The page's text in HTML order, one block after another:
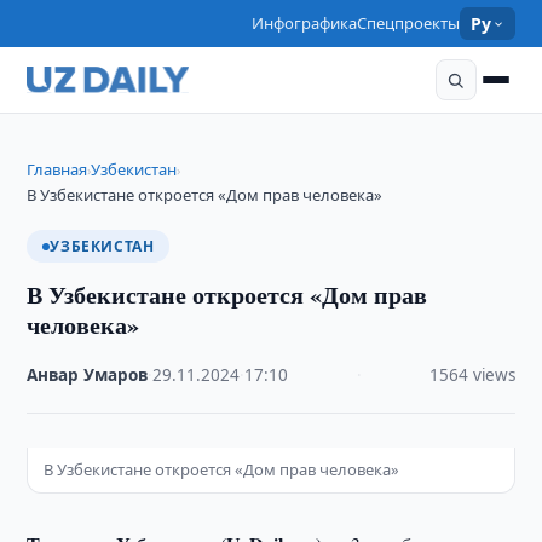
ИнфографикаСпецпроекты Ру
Главная›Узбекистан›
В Узбекистане откроется «Дом прав человека»
УЗБЕКИСТАН
В Узбекистане откроется «Дом прав
человека»
Анвар Умаров ·29.11.2024 17:10 1564 views
В Узбекистане откроется «Дом прав человека»